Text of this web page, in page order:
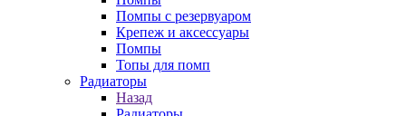
Помпы с резервуаром
Крепеж и аксессуары
Помпы
Топы для помп
Радиаторы
Назад